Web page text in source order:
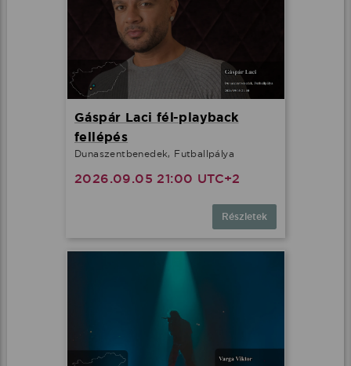
Gáspár Laci fél-playback
fellépés
Dunaszentbenedek, Futballpálya
2026.09.05 21:00 UTC+2
Részletek